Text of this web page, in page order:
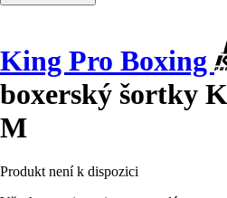
King Pro Boxing
boxerský šortky
M
Produkt není k dispozici